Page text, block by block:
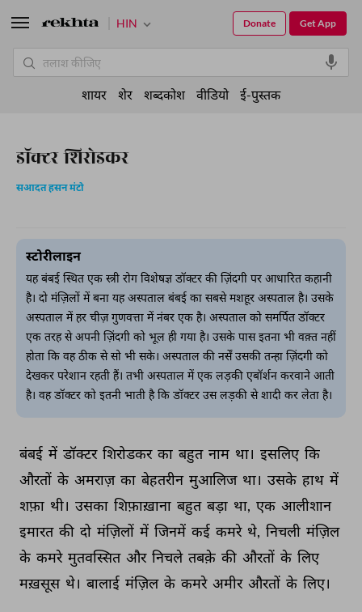
डॉक्टर शिरोडकर
सआदत हसन मंटो
स्टोरीलाइन
यह बंबई स्थित एक स्त्री रोग विशेषज्ञ डॉक्टर की ज़िंदगी पर आधारित कहानी
है। दो मंज़िलों में बना यह अस्पताल बंबई का सबसे मशहूर अस्पताल है। उसके
अस्पताल में हर चीज़ गुणवत्ता में नंबर एक है। अस्पताल को समर्पित डॉक्टर
एक तरह से अपनी ज़िंदगी को भूल ही गया है। उसके पास इतना भी वक़्त नहीं
होता कि वह ठीक से सो भी सके। अस्पताल की नर्सें उसकी तन्हा ज़िंदगी को
देखकर परेशान रहती हैं। तभी अस्पताल में एक लड़की एबॉर्शन करवाने आती
है। वह डॉक्टर को इतनी भाती है कि डॉक्टर उस लड़की से शादी कर लेता है।
बंबई में डॉक्टर शिरोडकर का बहुत नाम था। इसलिए कि
औरतों के अमराज़ का बेहतरीन मुआलिज था। उसके हाथ में
शफ़ा थी। उसका शिफ़ाख़ाना बहुत बड़ा था, एक आलीशान
इमारत की दो मंज़िलों में जिनमें कई कमरे थे, निचली मंज़िल
के कमरे मुतवस्सित और निचले तबक़े की औरतों के लिए
मख़सूस थे। बालाई मंज़िल के कमरे अमीर औरतों के लिए।
HIN Get App
Donate
शायर शेर शब्दकोश वीडियो ई-पुस्तक